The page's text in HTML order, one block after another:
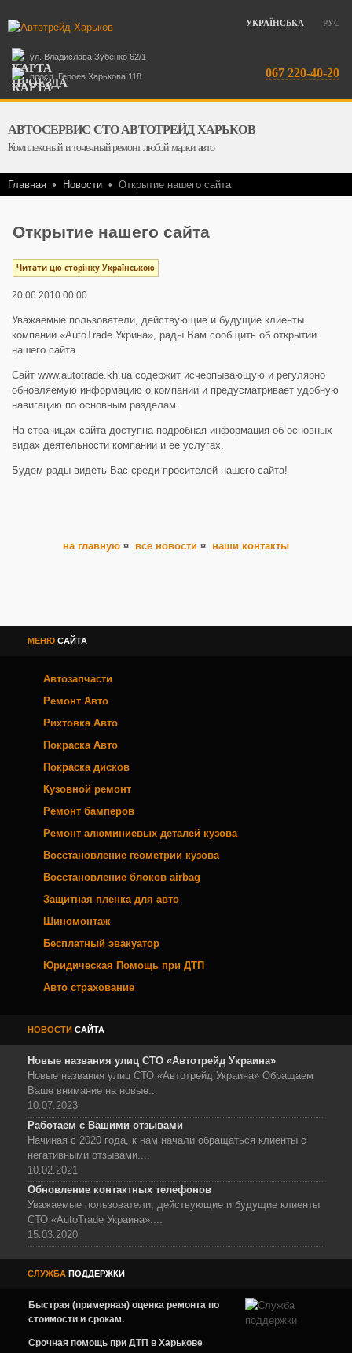
ул. Владислава Зубенко 62/1
просп. Героев Харькова 118
УКРАЇНСЬКА РУС
067 220-40-20
АВТОСЕРВИС СТО АВТОТРЕЙД ХАРЬКОВ
Комплексный и точечный ремонт любой марки авто
Главная • Новости • Открытие нашего сайта
Открытие нашего сайта
Читати цю сторінку Українською
20.06.2010 00:00
Уважаемые пользователи, действующие и будущие клиенты
компании «AutoTrade Укрина», рады Вам сообщить об открытии
нашего сайта.
Сайт www.autotrade.kh.ua содержит исчерпывающую и регулярно
обновляемую информацию о компании и предусматривает удобную
навигацию по основным разделам.
На страницах сайта доступна подробная информация об основных
видах деятельности компании и ее услугах.
Будем рады видеть Вас среди просителей нашего сайта!
на главную ¤ все новости ¤ наши контакты
МЕНЮ САЙТА
Автозапчасти
Ремонт Авто
Рихтовка Авто
Покраска Авто
Покраска дисков
Кузовной ремонт
Ремонт бамперов
Ремонт алюминиевых деталей кузова
Восстановление геометрии кузова
Восстановление блоков airbag
Защитная пленка для авто
Шиномонтаж
Бесплатный эвакуатор
Юридическая Помощь при ДТП
Авто страхование
НОВОСТИ САЙТА
Новые названия улиц СТО «Автотрейд Украина»
Новые названия улиц СТО «Автотрейд Украина» Обращаем
Ваше внимание на новые...
10.07.2023
Работаем с Вашими отзывами
Начиная с 2020 года, к нам начали обращаться клиенты с
негативными отзывами....
10.02.2021
Обновление контактных телефонов
Уважаемые пользователи, действующие и будущие клиенты
СТО «AutoTrade Украина»....
15.03.2020
СЛУЖБА ПОДДЕРЖКИ
Быстрая (примерная) оценка ремонта по
стоимости и срокам.
Срочная помощь при ДТП в Харькове